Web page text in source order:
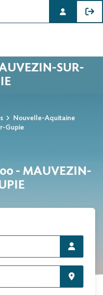
SUR-
Nouvelle-Aquitaine
Gupie
- MAUVEZIN-